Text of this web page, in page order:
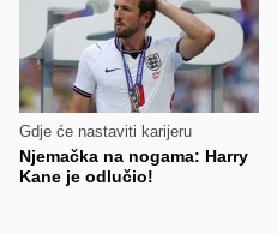
Gdje će nastaviti karijeru
Njemačka na nogama: Harry
Kane je odlučio!